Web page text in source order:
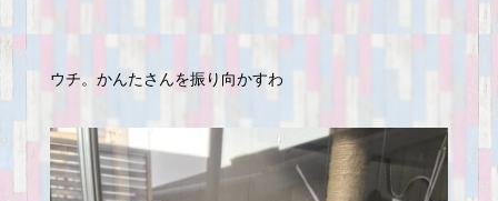
ウチ。かんたさんを振り向かすわ